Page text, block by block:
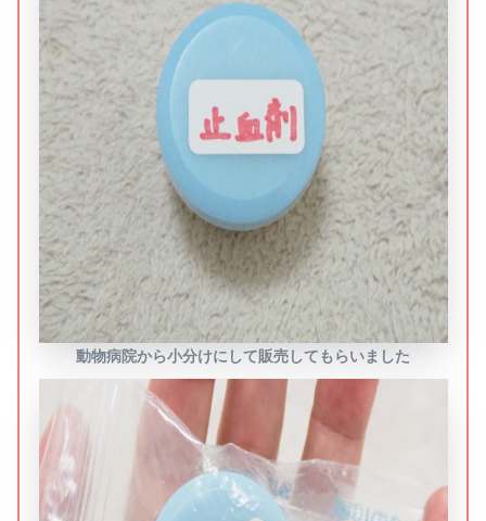
動物病院から小分けにして販売してもらいました